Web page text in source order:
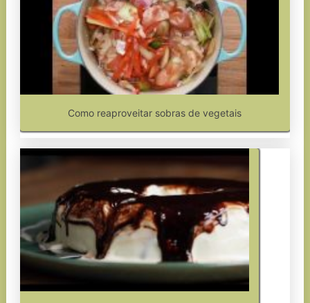
Como reaproveitar sobras de vegetais